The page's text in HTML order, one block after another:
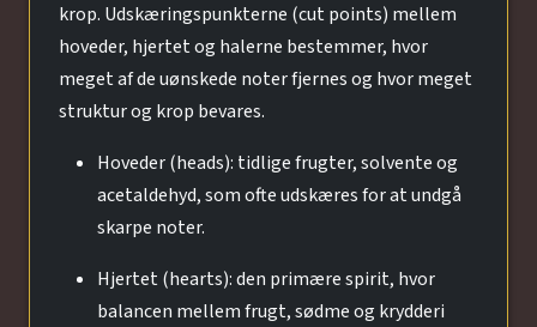
krop. Udskæringspunkterne (cut points) mellem
hoveder, hjertet og halerne bestemmer, hvor
meget af de uønskede noter fjernes og hvor meget
struktur og krop bevares.
Hoveder (heads): tidlige frugter, solvente og
acetaldehyd, som ofte udskæres for at undgå
skarpe noter.
Hjertet (hearts): den primære spirit, hvor
balancen mellem frugt, sødme og krydderi